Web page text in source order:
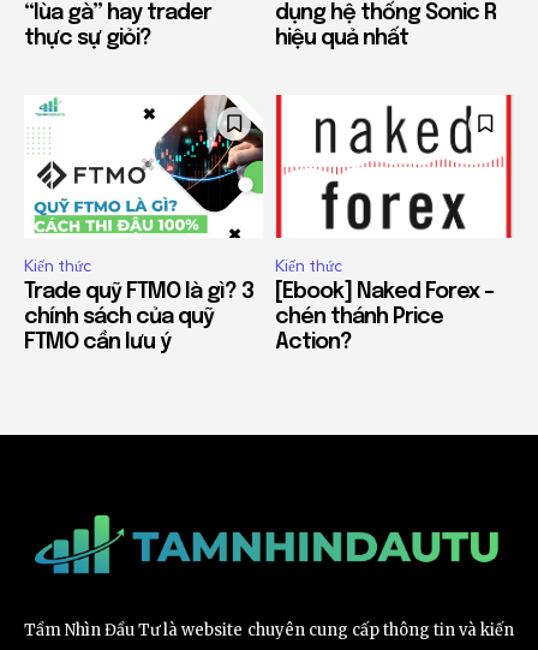
“lùa gà” hay trader
thực sự giỏi?
dụng hệ thống Sonic R
hiệu quả nhất
Kiến thức
Trade quỹ FTMO là gì? 3
chính sách của quỹ
FTMO cần lưu ý
Kiến thức
[Ebook] Naked Forex –
chén thánh Price
Action?
Tầm Nhìn Đầu Tư là website chuyên cung cấp thông tin và kiến